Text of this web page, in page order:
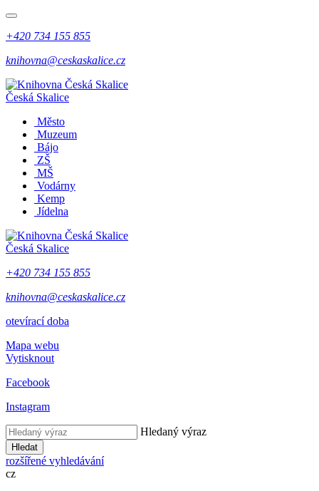
+420 734 155 855
knihovna@ceskaskalice.cz
Česká Skalice
Město
Muzeum
Bájo
ZŠ
MŠ
Vodárny
Kemp
Jídelna
Česká Skalice
+420 734 155 855
knihovna@ceskaskalice.cz
otevírací doba
Mapa webu
Vytisknout
Facebook
Instagram
Hledaný výraz
Hledat
rozšířené vyhledávání
cz